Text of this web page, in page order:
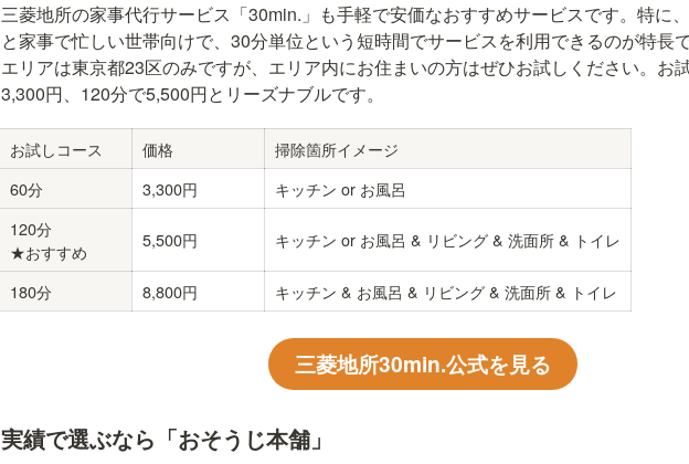
三菱地所の家事代行サービス「30min.」も手軽で安価なおすすめサービスです。特に
と家事で忙しい世帯向けで、30分単位という短時間でサービスを利用できるのが特長
エリアは東京都23区のみですが、エリア内にお住まいの方はぜひお試しください。お
3,300円、120分で5,500円とリーズナブルです。
お試しコース 価格
掃除箇所イメージ
60分
3,300円
キッチン or お風呂
120分
★おすすめ
5,500円 キッチン or お風呂 & リビング & 洗面所 & トイレ
180分 8,800円 キッチン & お風呂 & リビング & 洗面所 & トイレ
三菱地所30min.公式を見る
実績で選ぶなら「おそうじ本舗」